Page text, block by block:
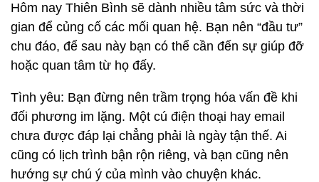
Hôm nay Thiên Bình sẽ dành nhiều tâm sức và thời
gian để củng cố các mối quan hệ. Bạn nên “đầu tư”
chu đáo, để sau này bạn có thể cần đến sự giúp đỡ
hoặc quan tâm từ họ đấy.
Tình yêu: Bạn đừng nên trầm trọng hóa vấn đề khi
đối phương im lặng. Một cú điện thoại hay email
chưa được đáp lại chẳng phải là ngày tận thế. Ai
cũng có lịch trình bận rộn riêng, và bạn cũng nên
hướng sự chú ý của mình vào chuyện khác.